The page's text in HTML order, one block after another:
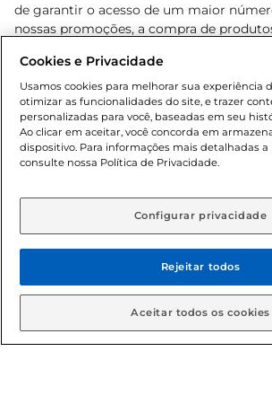
de garantir o acesso de um maior
nossas promoções, a compra de
cliente. Os preços, ofertas e condições
o e-commerce e válidos durante o dia de
sofrer alterações sem prévia notificação.
de bebidas alcoólicas para menores de
Lei n.º 8069/90, art. 81, inciso II
Adolescente). Preços e condições
aviso prévio. O valor mínimo para as
© 2026 Copyright. Todos os
reservados Gbarbosa.
Cookies e Privacidade
Usamos cookies para melhorar sua experiência
otimizar as funcionalidades do site, e trazer
personalizadas para você, baseadas em seu
Ao clicar em aceitar, você concorda em
dispositivo. Para informações mais detalhadas a
consulte nossa Política de Privacidade.
Configurar privacidade
Rejeitar todos
Aceitar todos os cookies